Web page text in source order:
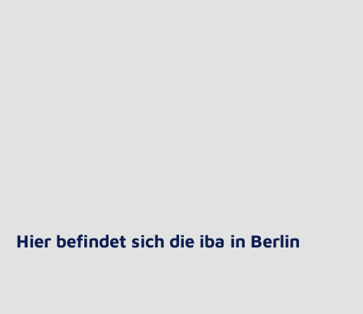
Hier befindet sich die iba in Berlin